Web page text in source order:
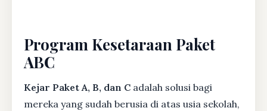
Program Kesetaraan Paket
ABC
Kejar Paket A, B, dan C adalah solusi bagi
mereka yang sudah berusia di atas usia sekolah,